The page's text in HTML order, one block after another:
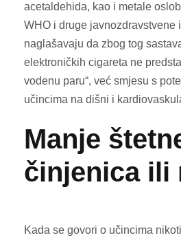
acetaldehida, kao i metale
WHO i druge javnozdravstvene
naglašavaju da zbog tog
elektroničkih cigareta ne
vodenu paru“, već smjesu s
učincima na dišni i
Manje
činjenica ili
Kada se govori o učincima